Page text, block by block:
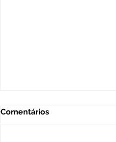
Comentários